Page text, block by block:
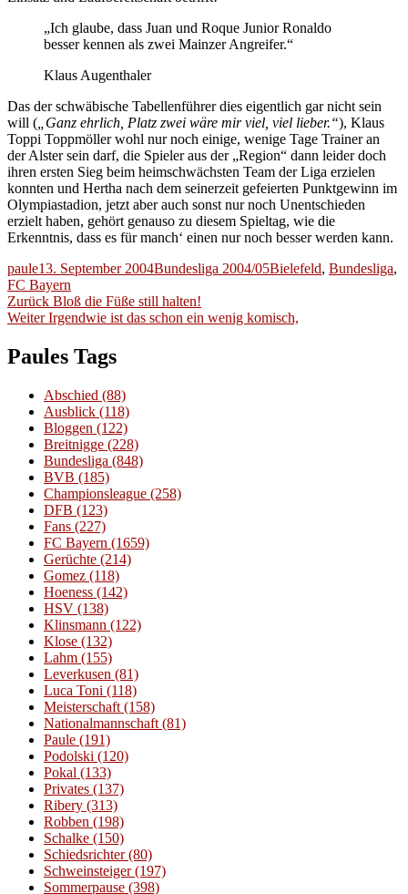
„Ich glaube, dass Juan und Roque Junior Ronaldo
besser kennen als zwei Mainzer Angreifer.“
Klaus Augenthaler
Das der schwäbische Tabellenführer dies eigentlich gar nicht sein
will ( „Ganz ehrlich, Platz zwei wäre mir viel, viel lieber.“), Klaus
Toppi Toppmöller wohl nur noch einige, wenige Tage Trainer an
der Alster sein darf, die Spieler aus der „Region“ dann leider doch
ihren ersten Sieg beim heimschwächsten Team der Liga erzielen
konnten und Hertha nach dem seinerzeit gefeierten Punktgewinn im
Olympiastadion, jetzt aber auch sonst nur noch Unentschieden
erzielt haben, gehört genauso zu diesem Spieltag, wie die
Erkenntnis, dass es für manch‘ einen nur noch besser werden kann.
Autor
pauleVeröffentlicht
am
13. September 2004Kategorien
Bundesliga 2004/05Schlagwörter
Bielefeld, Bundesliga,
FC Bayern
Beitragsnavigation
Zurück Vorheriger
Beitrag:
Bloß die Füße still halten!
Weiter Nächster
Irgendwie ist das schon ein wenig komisch,
Paules Tags
Abschied (88)
Ausblick (118)
Bloggen (122)
Breitnigge (228)
Bundesliga (848)
BVB (185)
Championsleague (258)
DFB (123)
Fans (227)
FC Bayern (1659)
Gerüchte (214)
Gomez (118)
Hoeness (142)
HSV (138)
Klinsmann (122)
Klose (132)
Lahm (155)
Leverkusen (81)
Luca Toni (118)
Meisterschaft (158)
Nationalmannschaft (81)
Paule (191)
Podolski (120)
Pokal (133)
Privates (137)
Ribery (313)
Robben (198)
Schalke (150)
Schiedsrichter(80)
Schweinsteiger(197)
Sommerpause (398)